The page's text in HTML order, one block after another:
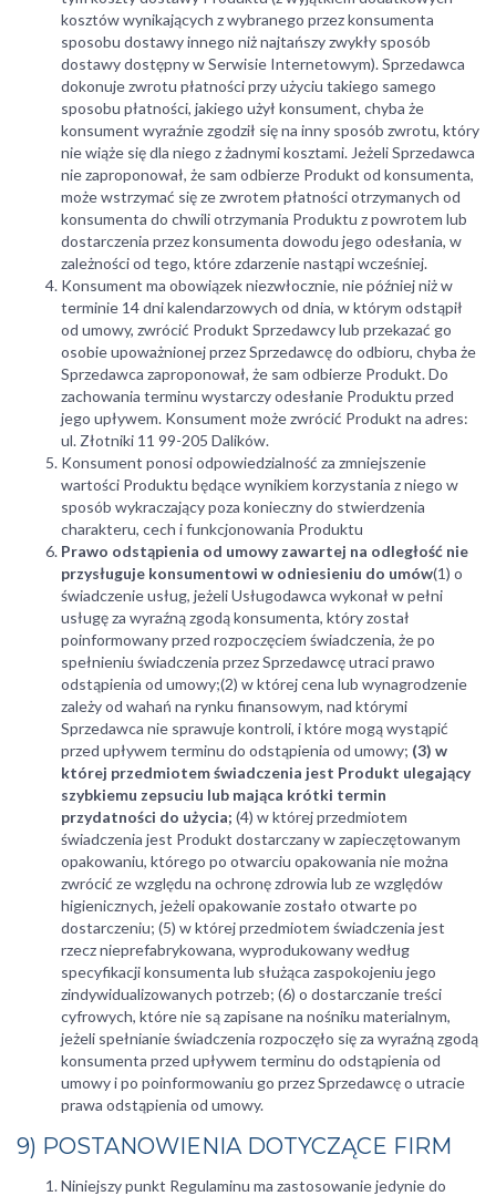
kosztów wynikających z wybranego przez konsumenta
sposobu dostawy innego niż najtańszy zwykły sposób
dostawy dostępny w Serwisie Internetowym). Sprzedawca
dokonuje zwrotu płatności przy użyciu takiego samego
sposobu płatności, jakiego użył konsument, chyba że
konsument wyraźnie zgodził się na inny sposób zwrotu, który
nie wiąże się dla niego z żadnymi kosztami. Jeżeli Sprzedawca
nie zaproponował, że sam odbierze Produkt od konsumenta,
może wstrzymać się ze zwrotem płatności otrzymanych od
konsumenta do chwili otrzymania Produktu z powrotem lub
dostarczenia przez konsumenta dowodu jego odesłania, w
zależności od tego, które zdarzenie nastąpi wcześniej.
Konsument ma obowiązek niezwłocznie, nie później niż w
terminie 14 dni kalendarzowych od dnia, w którym odstąpił
od umowy, zwrócić Produkt Sprzedawcy lub przekazać go
osobie upoważnionej przez Sprzedawcę do odbioru, chyba że
Sprzedawca zaproponował, że sam odbierze Produkt. Do
zachowania terminu wystarczy odesłanie Produktu przed
jego upływem. Konsument może zwrócić Produkt na adres:
ul. Złotniki 11 99-205 Dalików.
Konsument ponosi odpowiedzialność za zmniejszenie
wartości Produktu będące wynikiem korzystania z niego w
sposób wykraczający poza konieczny do stwierdzenia
charakteru, cech i funkcjonowania Produktu
Prawo odstąpienia od umowy zawartej na odległość nie
przysługuje konsumentowi w odniesieniu do umów(1) o
świadczenie usług, jeżeli Usługodawca wykonał w pełni
usługę za wyraźną zgodą konsumenta, który został
poinformowany przed rozpoczęciem świadczenia, że po
spełnieniu świadczenia przez Sprzedawcę utraci prawo
odstąpienia od umowy;(2) w której cena lub wynagrodzenie
zależy od wahań na rynku finansowym, nad którymi
Sprzedawca nie sprawuje kontroli, i które mogą wystąpić
przed upływem terminu do odstąpienia od umowy; (3) w
której przedmiotem świadczenia jest Produkt ulegający
szybkiemu zepsuciu lub mająca krótki termin
przydatności do użycia; (4) w której przedmiotem
świadczenia jest Produkt dostarczany w zapieczętowanym
opakowaniu, którego po otwarciu opakowania nie można
zwrócić ze względu na ochronę zdrowia lub ze względów
higienicznych, jeżeli opakowanie zostało otwarte po
dostarczeniu; (5) w której przedmiotem świadczenia jest
rzecz nieprefabrykowana, wyprodukowany według
specyfikacji konsumenta lub służąca zaspokojeniu jego
zindywidualizowanych potrzeb; (6) o dostarczanie treści
cyfrowych, które nie są zapisane na nośniku materialnym,
jeżeli spełnianie świadczenia rozpoczęło się za wyraźną zgodą
konsumenta przed upływem terminu do odstąpienia od
umowy i po poinformowaniu go przez Sprzedawcę o utracie
prawa odstąpienia od umowy.
9) POSTANOWIENIA DOTYCZĄCE FIRM
Niniejszy punkt Regulaminu ma zastosowanie jedynie do